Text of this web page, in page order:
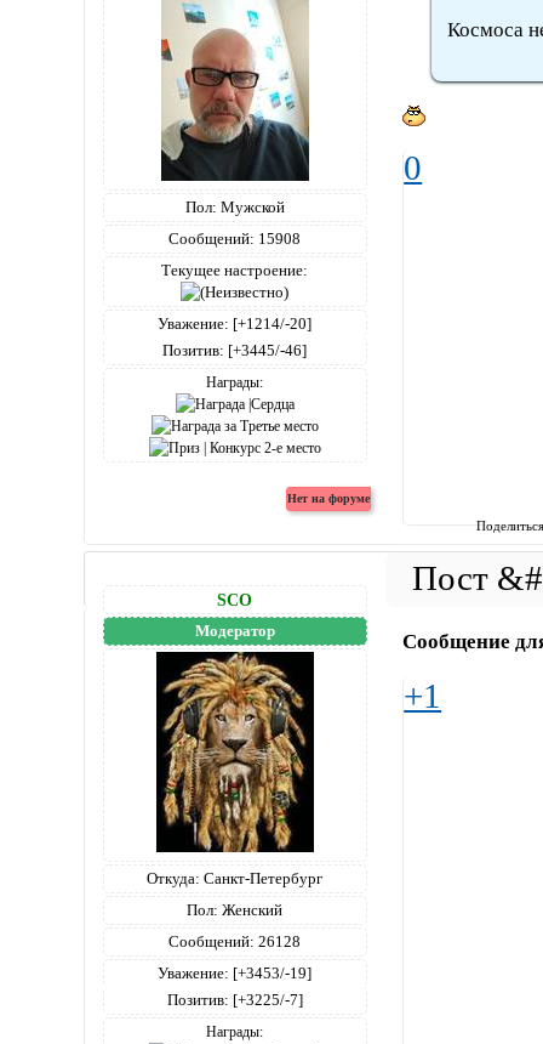
Пол: Мужской
Сообщений: 15908
Текущее настроение:
Уважение: [+1214/-20]
Позитив: [+3445/-46]
Награды:
Космоса
0
SCO
Модератор
Откуда: Санкт-Петербург
Пол: Женский
Сообщений: 26128
Уважение: [+3453/-19]
Позитив: [+3225/-7]
Награды:
Сообщение
+1